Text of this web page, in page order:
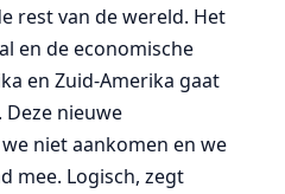
rest van de wereld. Het
en de economische
en Zuid-Amerika gaat
nieuwe
niet aankomen en we
mee. Logisch, zegt